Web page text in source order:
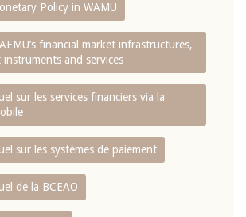
Policy in WAMU
financial market infrastructures,
instruments and services
sur les services financiers via la
sur les systèmes de paiement
de la BCEAO